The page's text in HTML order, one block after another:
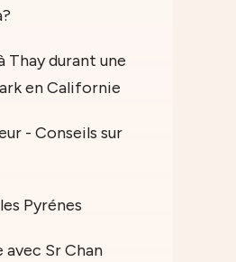
Thay durant une
en Californie
- Conseils sur
Pyrénes
Sr Chan